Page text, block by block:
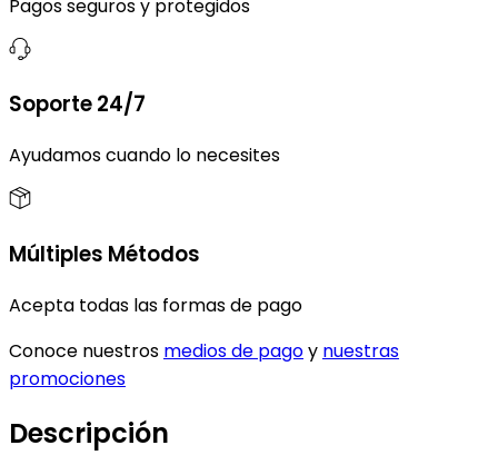
Pagos seguros y protegidos
Soporte 24/7
Ayudamos cuando lo necesites
Múltiples Métodos
Acepta todas las formas de pago
Conoce nuestros medios de pagoy nuestras
promociones
Descripción